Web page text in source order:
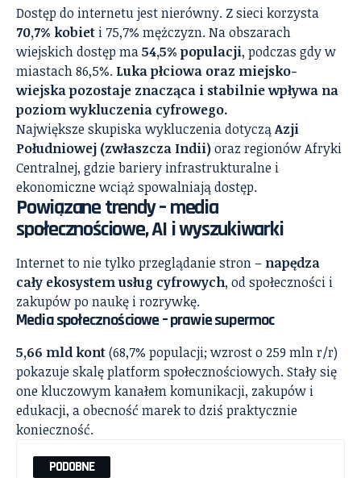
Dostęp do internetu jest nierówny. Z sieci korzysta
70,7% kobiet i 75,7% mężczyzn. Na obszarach
wiejskich dostęp ma54,5% populacji, podczas gdy w
miastach 86,5%. Luka płciowa oraz miejsko-
wiejska pozostaje znacząca i stabilnie wpływa na
poziom wykluczenia cyfrowego.
Największe skupiska wykluczenia dotycząAzji
Południowej (zwłaszcza Indii)oraz regionów Afryki
Centralnej, gdzie bariery infrastrukturalne i
ekonomiczne wciąż spowalniają dostęp.
Powiązane trendy – media
społecznościowe, AI i wyszukiwarki
Internet to nie tylko przeglądanie stron – napędza
cały ekosystem usług cyfrowych, od społeczności i
zakupów po naukę i rozrywkę.
Media społecznościowe – prawie supermoc
5,66 mld kont(68,7% populacji; wzrost o 259 mln r/r)
pokazuje skalę platform społecznościowych. Stały się
one kluczowym kanałem komunikacji, zakupów i
edukacji, a obecność marek to dziś praktycznie
konieczność.
PODOBNE